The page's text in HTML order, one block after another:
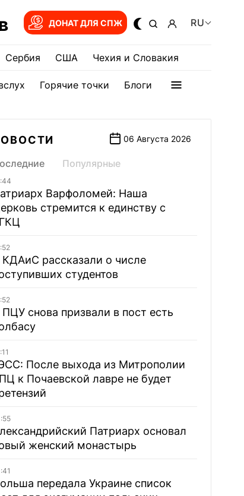
ДОНАТ ДЛЯ СПЖ RU
Сербия США Чехия и Словакия
Горячие точки Блоги
06 Августа 2026
Популярные
Варфоломей: Наша
стремится к единству с
КДАиС рассказали о числе
студентов
ПЦУ снова призвали в пост есть
После выхода из Митрополии
к Почаевской лавре не будет
Патриарх основал
женский монастырь
передала Украине список